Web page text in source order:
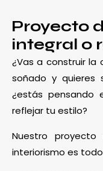
Proyecto
integral o
¿Vas a construir la
soñado y quieres
¿estás pensando
reflejar tu estilo?
Nuestro
interiorismo es